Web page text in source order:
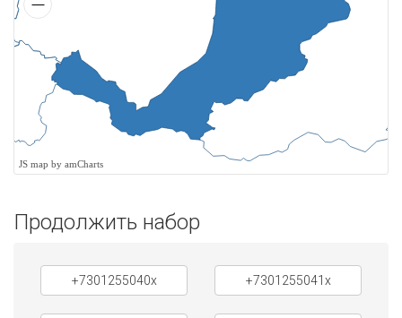
JS map by amCharts
Продолжить набор
+7301255040x +7301255041x